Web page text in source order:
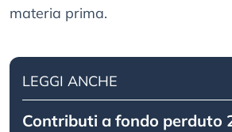
materia prima.
LEGGI ANCHE
Contributi a fondo perduto